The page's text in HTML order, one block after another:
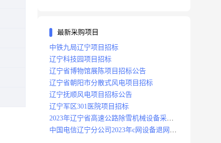
最新采购项目
中铁九局辽宁项目招标
辽宁科技园项目招标
辽宁省博物馆展陈项目招标公告
辽宁省朝阳市分散式风电项目招标
辽宁抚顺风电项目招标公告
辽宁军区301医院项目招标
2023年辽宁省高速公路除雪机械设备采购
项目招标招标公告
中国电信辽宁分公司2023年c网设备退网拆